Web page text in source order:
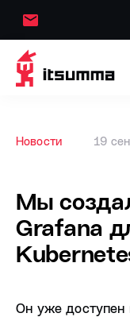
Новости 19
Мы
Grafana
Он уже